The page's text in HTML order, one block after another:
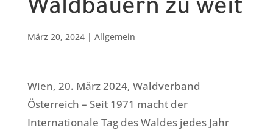
Waldbauern zu weit
März 20, 2024| Allgemein
Wien, 20. März 2024, Waldverband
Österreich – Seit 1971 macht der
Internationale Tag des Waldes jedes Jahr